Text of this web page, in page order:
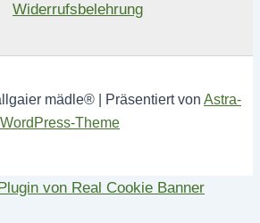
Widerrufsbelehrung
mädle® | Präsentiert von Astra-
WordPress-Theme
von Real Cookie Banner